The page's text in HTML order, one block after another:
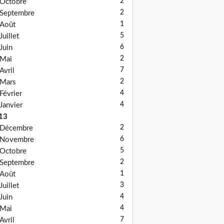
Octobre
Septembre 2
Août 1
Juillet 5
Juin 6
Mai 2
Avril 7
Mars 2
Février 4
Janvier 4
Décembre
2
Novembre 6
Octobre 5
Septembre 2
Août 1
Juillet 3
Juin 4
Mai 4
Avril 7